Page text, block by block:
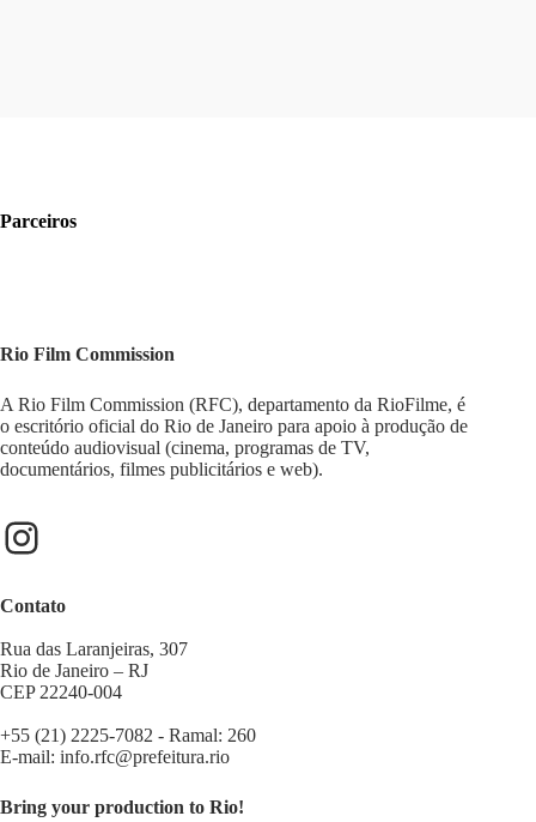
Parceiros
Rio Film Commission
A Rio Film Commission (RFC), departamento da RioFilme, é
o escritório oficial do Rio de Janeiro para apoio à produção de
conteúdo audiovisual (cinema, programas de TV,
documentários, filmes publicitários e web).
Contato
Rua das Laranjeiras, 307
Rio de Janeiro – RJ
CEP 22240-004
+55 (21) 2225-7082 - Ramal: 260
E-mail: info.rfc@prefeitura.rio
Bring your production to Rio!